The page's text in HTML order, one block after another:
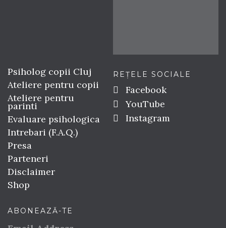
Psiholog copii Cluj
Ateliere pentru copii
Ateliere pentru
parinti
Evaluare psihologica
Intrebari (F.A.Q.)
Presa
Parteneri
Disclaimer
Shop
REȚELE SOCIALE
Facebook
YouTube
Instagram
ABONEAZĂ-TE